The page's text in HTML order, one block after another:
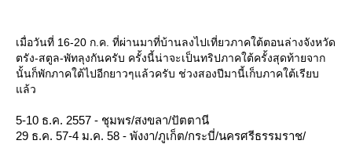
เมื่อวันที่ 16-20 ก.ค. ที่ผ่านมาที่บ้านลงไปเที่ยวภาคใต้ตอนล่างจังหวัด
ตรัง-สตูล-พัทลุงกันครับ ครั้งนี้น่าจะเป็นทริปภาคใต้ครั้งสุดท้ายจาก
นั้นก็พักภาคใต้ไปอีกยาวๆแล้วครับ ช่วงสองปีมานี้เก็บภาคใต้เรียบ
ล้ว
5-10 ธ.ค. 2557 - ชุมพร/สงขลา/ปัตตานี
29 ธ.ค. 57-4 ม.ค. 58 - พังงา/ภูเก็ต/กระบี่/นครศรีธรรมราช/